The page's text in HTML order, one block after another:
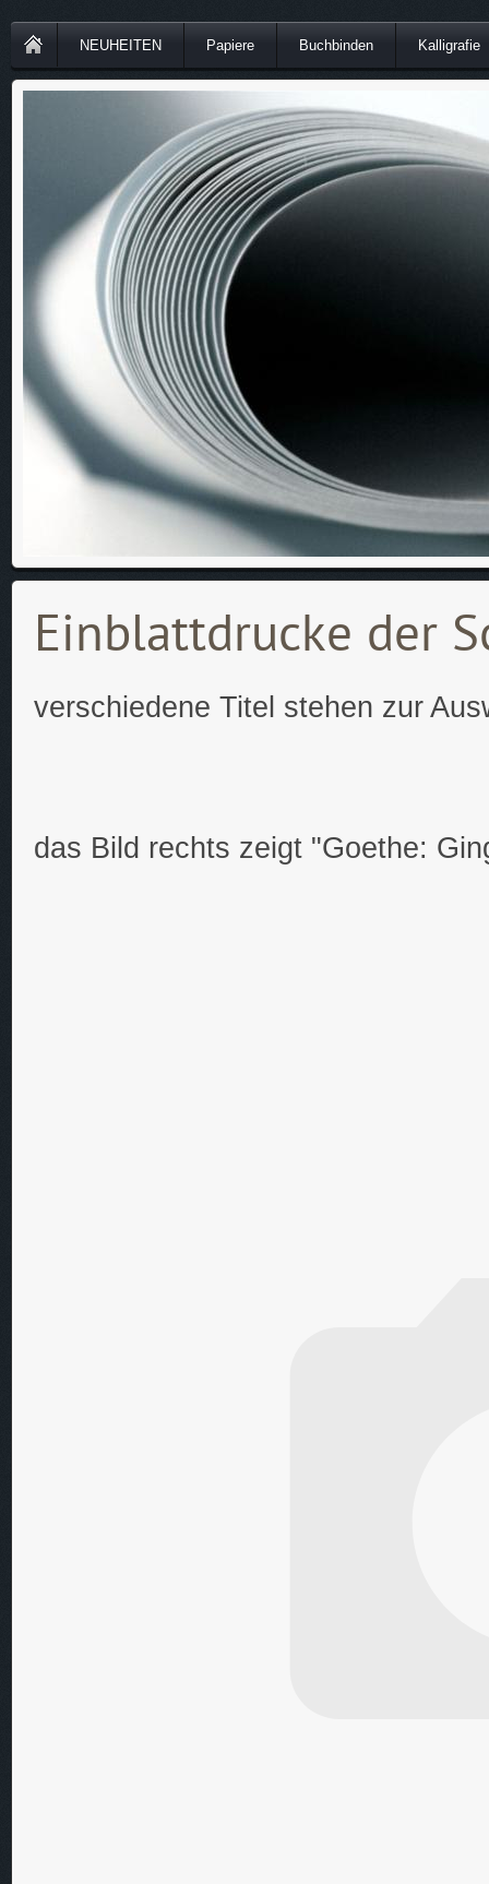
NEUHEITEN Papiere Buchbinden Kalligrafie
Einblattdrucke der
verschiedene Titel stehen zur
das Bild rechts zeigt "Goethe: